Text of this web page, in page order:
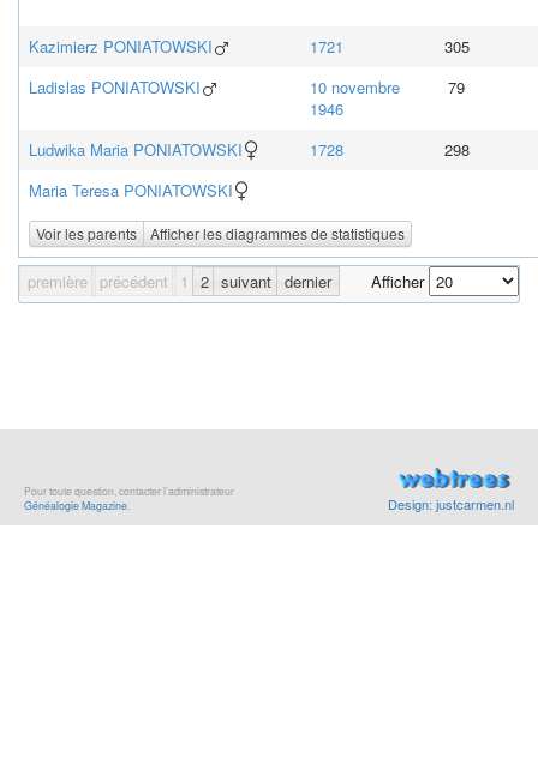
Voir les parents Afficher les diagrammes de statistiques
Kazimierz PONIATOWSKI 1721
305
Ladislas PONIATOWSKI
10 novembre
1946
79
Ludwika Maria PONIATOWSKI 1728
298
Maria Teresa PONIATOWSKI
première précédent 1 2 suivant dernier Afficher
Pour toute question, contacter l’administrateur
Généalogie Magazine. Design: justcarmen.nl